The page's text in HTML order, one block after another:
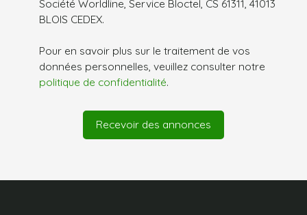
Société Worldline, Service Bloctel, CS 61311, 41013
BLOIS CEDEX.
Pour en savoir plus sur le traitement de vos
données personnelles, veuillez consulter notre
politique de confidentialité.
Recevoir des annonces